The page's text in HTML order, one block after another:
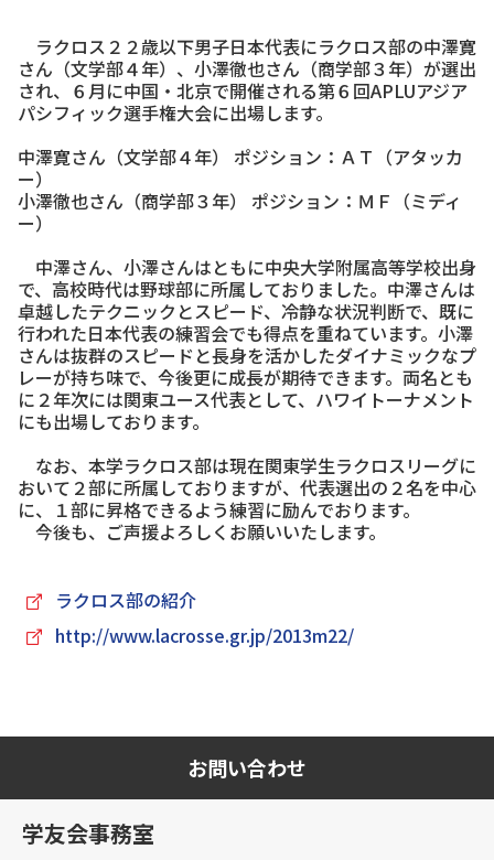
ラクロス２２歳以下男子日本代表にラクロス部の中澤寛
さん（文学部４年）、小澤徹也さん（商学部３年）が選出
され、６月に中国・北京で開催される第６回APLUアジア
パシフィック選手権大会に出場します。
中澤寛さん（文学部４年） ポジション：ＡＴ（アタッカ
ー）
小澤徹也さん（商学部３年） ポジション：ＭＦ（ミディ
ー）
中澤さん、小澤さんはともに中央大学附属高等学校出身
で、高校時代は野球部に所属しておりました。中澤さんは
卓越したテクニックとスピード、冷静な状況判断で、既に
行われた日本代表の練習会でも得点を重ねています。小澤
さんは抜群のスピードと長身を活かしたダイナミックなプ
レーが持ち味で、今後更に成長が期待できます。両名とも
に２年次には関東ユース代表として、ハワイトーナメント
にも出場しております。
なお、本学ラクロス部は現在関東学生ラクロスリーグに
おいて２部に所属しておりますが、代表選出の２名を中心
に、１部に昇格できるよう練習に励んでおります。
今後も、ご声援よろしくお願いいたします。
ラクロス部の紹介
http://www.lacrosse.gr.jp/2013m22/
お問い合わせ
学友会事務室